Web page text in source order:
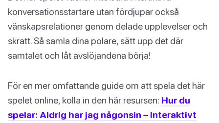
konversationsstartare utan fördjupar också
vänskapsrelationer genom delade upplevelser och
skratt. Så samla dina polare, sätt upp det där
samtalet och låt avslöjandena börja!
För en mer omfattande guide om att spela det här
spelet online, kolla in den här resursen: Hur du
spelar: Aldrig har jag någonsin – Interaktivt